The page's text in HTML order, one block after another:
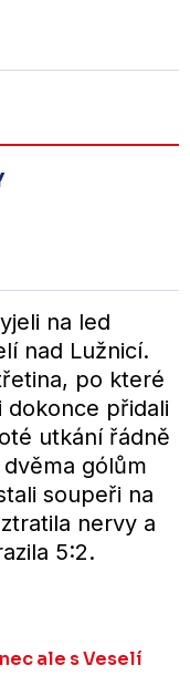
na led
nad Lužnicí.
po které
přidali
utkání řádně
gólům
soupeři na
nervy a
5:2.
ale s Veselí